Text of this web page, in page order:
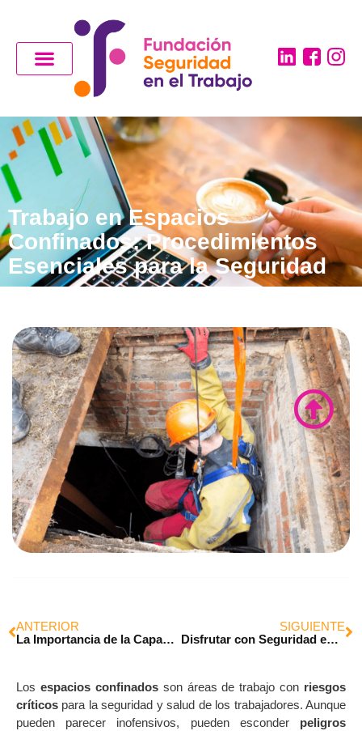
Trabajo en Espacios
Confinados: Procedimientos
Esenciales para la Seguridad
ANTERIOR
La Importancia de la Capacitación de los Equipos de Trabajo en las Empresas
SIGUIENTE
Disfrutar con Seguridad en Navidad y Año Nuevo
Los espacios confinadosson áreas de trabajo con riesgos
críticos para la seguridad y salud de los trabajadores. Aunque
pueden parecer inofensivos, pueden esconder peligros